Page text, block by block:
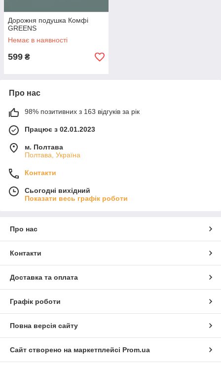
Дорожня подушка Комфі
GREENS
Немає в наявності
599 ₴
Про нас
98% позитивних з 163 відгуків за рік
Працює з 02.01.2023
м. Полтава
Полтава, Україна
Контакти
Сьогодні вихідний
Показати весь графік роботи
Про нас
Контакти
Доставка та оплата
Графік роботи
Повна версія сайту
Сайт створено на маркетплейсі Prom.ua